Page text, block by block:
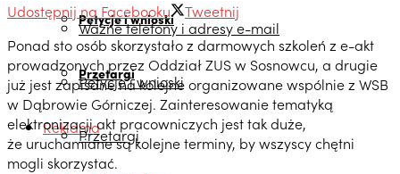
Petycje i wnioski
Przetargi
Reklama
Ważne telefony i adresy e-mail
Petycje i wnioski
Przetargi
Udostępnij na Facebooku
Tweetnij
Ponad sto osób skorzystało z darmowych szkoleń z e-akt
prowadzonych przez Oddział ZUS w Sosnowcu, a drugie
już jest zapisane na kolejne organizowane wspólnie z WSB
w Dąbrowie Górniczej. Zainteresowanie tematyką
elektronizacji akt pracowniczych jest tak duże,
że uruchamiane są kolejne terminy, by wszyscy chętni
mogli skorzystać.